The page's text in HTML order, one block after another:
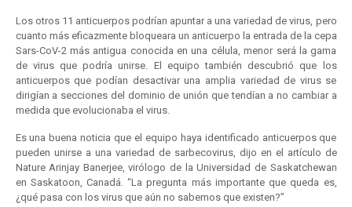
Los otros 11 anticuerpos podrían apuntar a una variedad de virus, pero
cuanto más eficazmente bloqueara un anticuerpo la entrada de la cepa
Sars-CoV-2 más antigua conocida en una célula, menor será la gama
de virus que podría unirse. El equipo también descubrió que los
anticuerpos que podían desactivar una amplia variedad de virus se
dirigían a secciones del dominio de unión que tendían a no cambiar a
medida que evolucionaba el virus.
Es una buena noticia que el equipo haya identificado anticuerpos que
pueden unirse a una variedad de sarbecovirus, dijo en el artículo de
Nature Arinjay Banerjee, virólogo de la Universidad de Saskatchewan
en Saskatoon, Canadá. “La pregunta más importante que queda es,
¿qué pasa con los virus que aún no sabemos que existen?”